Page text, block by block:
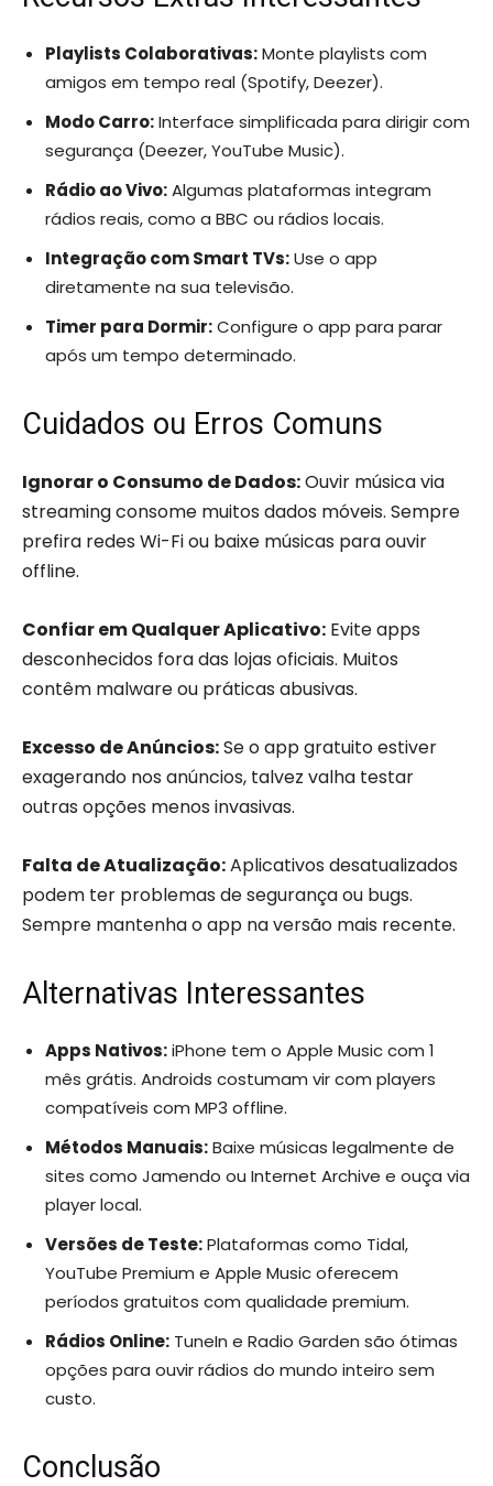
Playlists Colaborativas:Monte playlists com
amigos em tempo real (Spotify, Deezer).
Modo Carro:Interface simplificada para dirigir com
segurança (Deezer, YouTube Music).
Rádio ao Vivo:Algumas plataformas integram
rádios reais, como a BBC ou rádios locais.
Integração com Smart TVs:Use o app
diretamente na sua televisão.
Timer para Dormir:Configure o app para parar
após um tempo determinado.
Cuidados ou Erros Comuns
Ignorar o Consumo de Dados:Ouvir música via
streaming consome muitos dados móveis. Sempre
prefira redes Wi-Fi ou baixe músicas para ouvir
offline.
Confiar em Qualquer Aplicativo: Evite apps
desconhecidos fora das lojas oficiais. Muitos
contêm malware ou práticas abusivas.
Excesso de Anúncios:Se o app gratuito estiver
exagerando nos anúncios, talvez valha testar
outras opções menos invasivas.
Falta de Atualização:Aplicativos desatualizados
podem ter problemas de segurança ou bugs.
Sempre mantenha o app na versão mais recente.
Alternativas Interessantes
Apps Nativos:iPhone tem o Apple Music com 1
mês grátis. Androids costumam vir com players
compatíveis com MP3 offline.
Métodos Manuais:Baixe músicas legalmente de
sites como Jamendo ou Internet Archive e ouça via
player local.
Versões de Teste:Plataformas como Tidal,
YouTube Premium e Apple Music oferecem
períodos gratuitos com qualidade premium.
Rádios Online: TuneIn e Radio Garden são ótimas
opções para ouvir rádios do mundo inteiro sem
custo.
Conclusão